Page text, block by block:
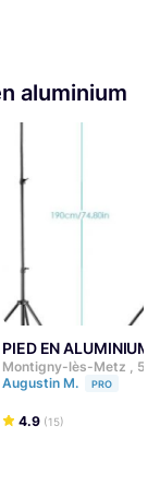
aluminium
PIED EN ALUMINIUM
Montigny-lès-Metz ,
Augustin M.
PRO
4.9 (15)